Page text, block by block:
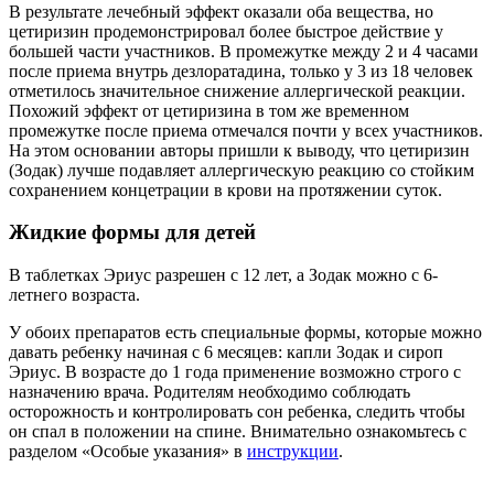
В результате лечебный эффект оказали оба вещества, но
цетиризин продемонстрировал более быстрое действие у
большей части участников. В промежутке между 2 и 4 часами
после приема внутрь дезлоратадина, только у 3 из 18 человек
отметилось значительное снижение аллергической реакции.
Похожий эффект от цетиризина в том же временном
промежутке после приема отмечался почти у всех участников.
На этом основании авторы пришли к выводу, что цетиризин
(Зодак) лучше подавляет аллергическую реакцию со стойким
сохранением концетрации в крови на протяжении суток.
Жидкие формы для детей
В таблетках Эриус разрешен с 12 лет, а Зодак можно с 6-
летнего возраста.
У обоих препаратов есть специальные формы, которые можно
давать ребенку начиная с 6 месяцев: капли Зодак и сироп
Эриус. В возрасте до 1 года применение возможно строго с
назначению врача. Родителям необходимо соблюдать
осторожность и контролировать сон ребенка, следить чтобы
он спал в положении на спине. Внимательно ознакомьтесь с
разделом «Особые указания» в инструкции.